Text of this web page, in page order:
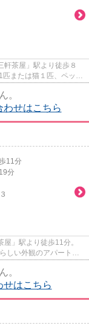
茶屋」駅より徒歩８
または猫１匹、ペット
。
わせはこちら
11分
分
」駅より徒歩11分。
しい外観のアパートで
。
せはこちら